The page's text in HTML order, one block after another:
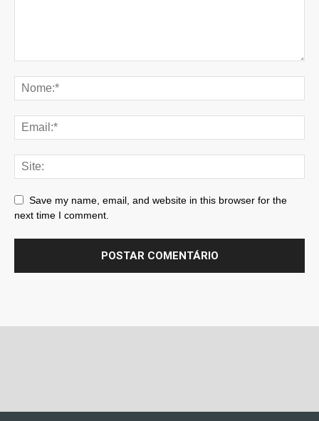
Save my name, email, and website in this browser for the
next time I comment.